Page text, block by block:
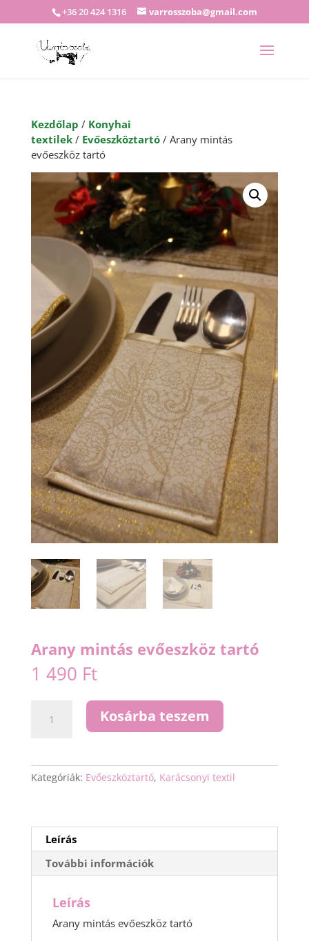
+36 20 424 1316 varrosszoba@gmail.com
Kezdőlap / Konyhai
textilek/ Evőeszköztartó/ Arany mintás
evőeszköz tartó
Arany mintás evőeszköz tartó
1 490 Ft
mintás
mennyiség
Kosárba teszem
Kategóriák: Evőeszköztartó, Karácsonyi textil
Leírás
További információk
Leírás
Arany mintás evőeszköz tartó